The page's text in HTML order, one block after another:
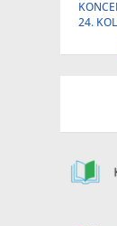
24.